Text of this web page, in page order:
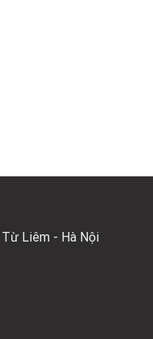
Liêm - Hà Nội